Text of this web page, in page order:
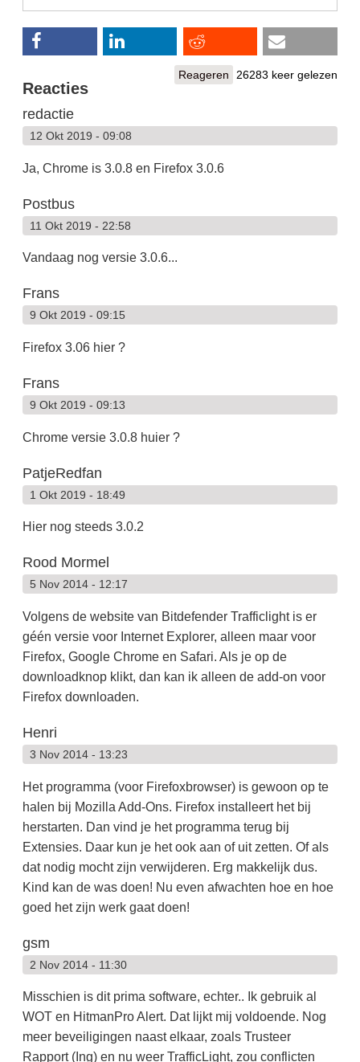
Reageren 26283 keer gelezen
Reacties
redactie
12 Okt 2019 - 09:08
Ja, Chrome is 3.0.8 en Firefox 3.0.6
Postbus
11 Okt 2019 - 22:58
Vandaag nog versie 3.0.6...
Frans
9 Okt 2019 - 09:15
Firefox 3.06 hier ?
Frans
9 Okt 2019 - 09:13
Chrome versie 3.0.8 huier ?
PatjeRedfan
1 Okt 2019 - 18:49
Hier nog steeds 3.0.2
Rood Mormel
5 Nov 2014 - 12:17
Volgens de website van Bitdefender Trafficlight is er
géén versie voor Internet Explorer, alleen maar voor
Firefox, Google Chrome en Safari. Als je op de
downloadknop klikt, dan kan ik alleen de add-on voor
Firefox downloaden.
Henri
3 Nov 2014 - 13:23
Het programma (voor Firefoxbrowser) is gewoon op te
halen bij Mozilla Add-Ons. Firefox installeert het bij
herstarten. Dan vind je het programma terug bij
Extensies. Daar kun je het ook aan of uit zetten. Of als
dat nodig mocht zijn verwijderen. Erg makkelijk dus.
Kind kan de was doen! Nu even afwachten hoe en hoe
goed het zijn werk gaat doen!
gsm
2 Nov 2014 - 11:30
Misschien is dit prima software, echter.. Ik gebruik al
WOT en HitmanPro Alert. Dat lijkt mij voldoende. Nog
meer beveiligingen naast elkaar, zoals Trusteer
Rapport (Ing) en nu weer TrafficLight, zou conflicten